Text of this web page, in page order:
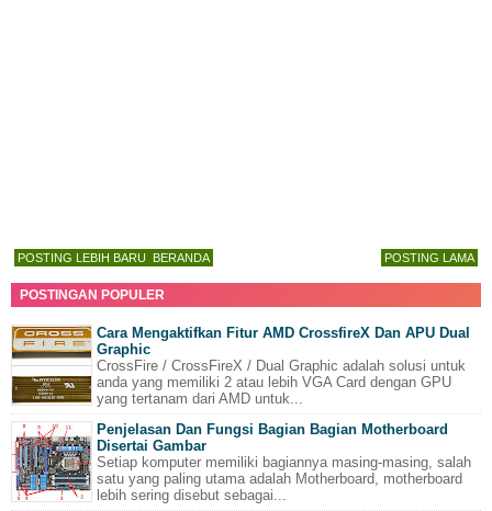
POSTING LEBIH BARU POSTING LAMA
BERANDA
POSTINGAN POPULER
Cara Mengaktifkan Fitur AMD CrossfireX Dan APU Dual
Graphic
CrossFire / CrossFireX / Dual Graphic adalah solusi untuk
anda yang memiliki 2 atau lebih VGA Card dengan GPU
yang tertanam dari AMD untuk...
Penjelasan Dan Fungsi Bagian Bagian Motherboard
Disertai Gambar
Setiap komputer memiliki bagiannya masing-masing, salah
satu yang paling utama adalah Motherboard, motherboard
lebih sering disebut sebagai...